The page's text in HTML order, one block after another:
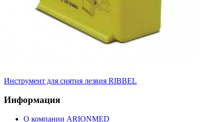
Инструмент для снятия лезвия RIBBEL
Информация
О компании ARIONMED